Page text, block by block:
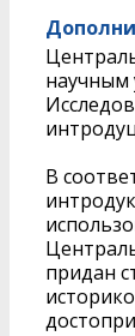
научным
В
придан